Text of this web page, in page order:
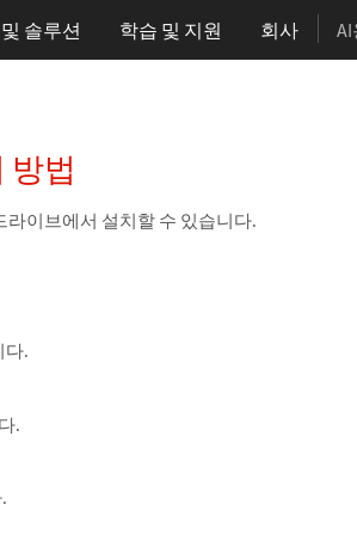
솔루션 학습 및 지원 회사
방법
라이브에서 설치할 수 있습니다.
다.
.